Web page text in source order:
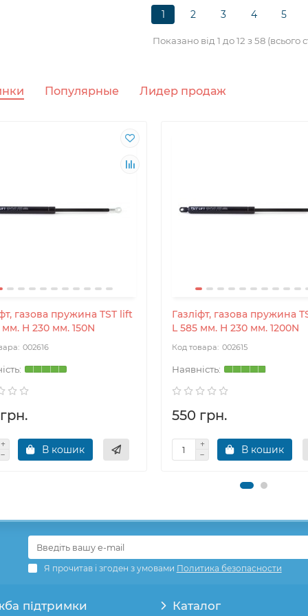
Ліжка в стелю BED-UP -
1 2 3 4 5
Показано від 1 до 12 з 58 (всього
Популярные Лидер продаж
газова пружина TST lift
мм. H 230 мм. 150N
002616
В кошик
Газліфт, газова пружина
L 585 мм. H 230 мм. 1200N
002615
550 грн.
В кошик
Я прочитав і згоден з умовами Политика безопасности
підтримки Каталог